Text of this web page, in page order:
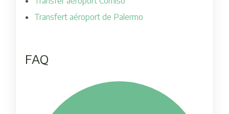
Transfert aéroport de Palermo
FAQ